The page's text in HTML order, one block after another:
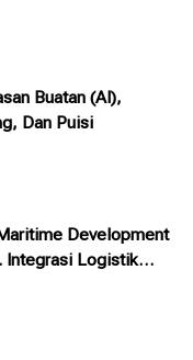
Buatan (AI),
Dan Puisi
Development
Integrasi Logistik
Pelindo Solusi